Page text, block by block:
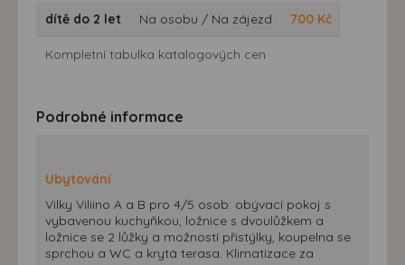
dítě do 2 let Na osobu / Na zájezd 700 Kč
Kompletní tabulka katalogových cen
Podrobné informace
Ubytování
Vilky Viliino A a B pro 4/5 osob: obývací pokoj s
vybavenou kuchyňkou, ložnice s dvoulůžkem a
ložnice se 2 lůžky a možností přistýlky, koupelna se
sprchou a WC a krytá terasa. Klimatizace za